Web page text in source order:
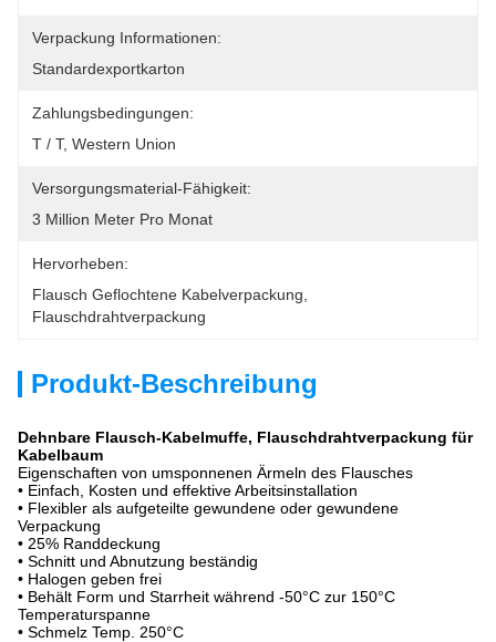
Verpackung Informationen:
Standardexportkarton
Zahlungsbedingungen:
T / T, Western Union
Versorgungsmaterial-Fähigkeit:
3 Million Meter Pro Monat
Hervorheben:
Flausch Geflochtene Kabelverpackung
Flauschdrahtverpackung
Produkt-Beschreibung
Dehnbare Flausch-Kabelmuffe, Flauschdrahtverpackung für
Kabelbaum
Eigenschaften von umsponnenen Ärmeln des Flausches
• Einfach, Kosten und effektive Arbeitsinstallation
• Flexibler als aufgeteilte gewundene oder gewundene
Verpackung
• 25% Randdeckung
• Schnitt und Abnutzung beständig
• Halogen geben frei
• Behält Form und Starrheit während -50°C zur 150°C
Temperaturspanne
• Schmelz Temp. 250°C